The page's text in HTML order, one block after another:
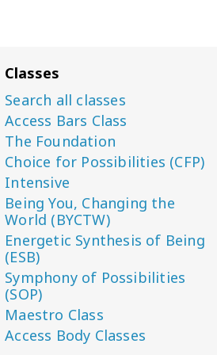
Classes
Search all classes
Access Bars Class
The Foundation
Choice for Possibilities (CFP)
Intensive
Being You, Changing the
World (BYCTW)
Energetic Synthesis of Being
(ESB)
Symphony of Possibilities
(SOP)
Maestro Class
Access Body Classes